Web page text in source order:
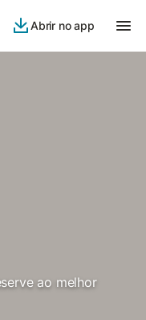
Abrir no app
ao melhor